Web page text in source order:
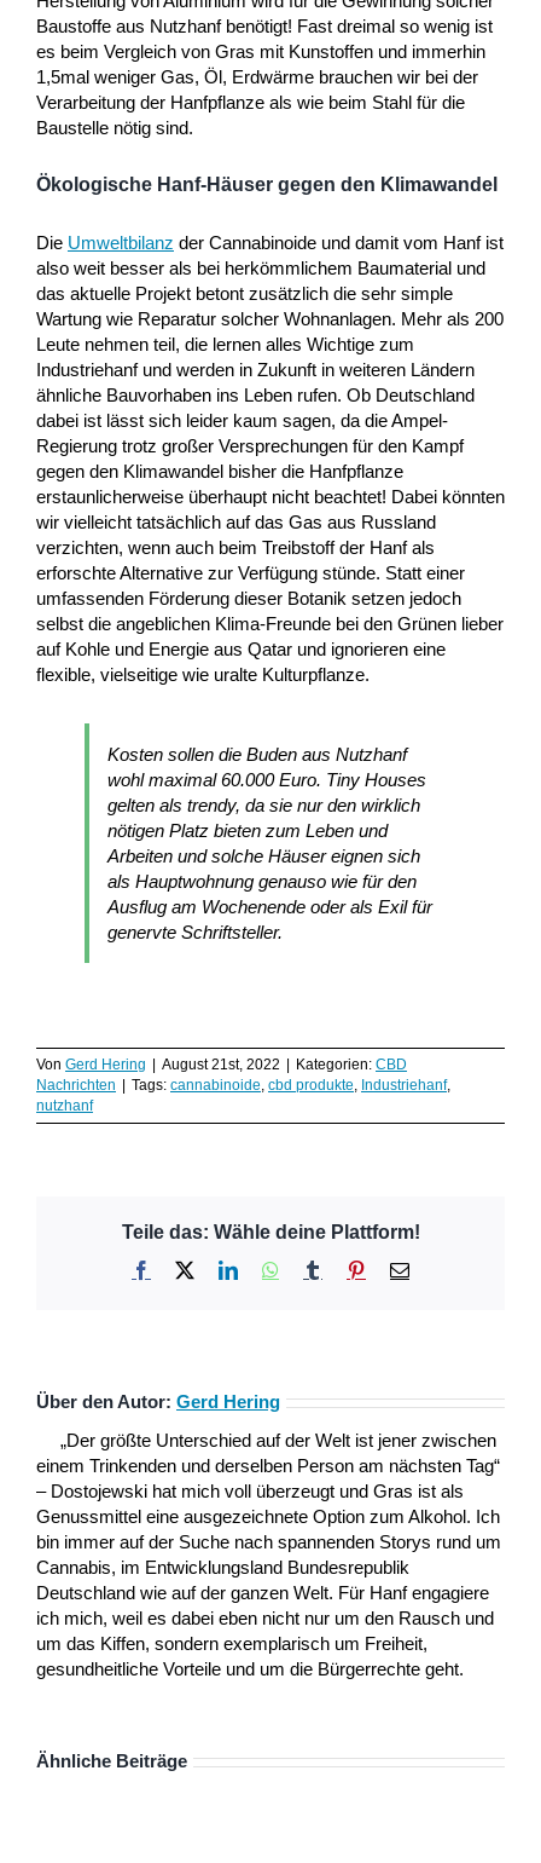
Baustoffe aus Nutzhanf benötigt! Fast dreimal so wenig ist
es beim Vergleich von Gras mit Kunstoffen und immerhin
1,5mal weniger Gas, Öl, Erdwärme brauchen wir bei der
Verarbeitung der Hanfpflanze als wie beim Stahl für die
Baustelle nötig sind.
Ökologische Hanf-Häuser gegen den Klimawandel
Die Umweltbilanz der Cannabinoide und damit vom Hanf ist
also weit besser als bei herkömmlichem Baumaterial und
das aktuelle Projekt betont zusätzlich die sehr simple
Wartung wie Reparatur solcher Wohnanlagen. Mehr als 200
Leute nehmen teil, die lernen alles Wichtige zum
Industriehanf und werden in Zukunft in weiteren Ländern
ähnliche Bauvorhaben ins Leben rufen. Ob Deutschland
dabei ist lässt sich leider kaum sagen, da die Ampel-
Regierung trotz großer Versprechungen für den Kampf
gegen den Klimawandel bisher die Hanfpflanze
erstaunlicherweise überhaupt nicht beachtet! Dabei könnten
wir vielleicht tatsächlich auf das Gas aus Russland
verzichten, wenn auch beim Treibstoff der Hanf als
erforschte Alternative zur Verfügung stünde. Statt einer
umfassenden Förderung dieser Botanik setzen jedoch
selbst die angeblichen Klima-Freunde bei den Grünen lieber
auf Kohle und Energie aus Qatar und ignorieren eine
flexible, vielseitige wie uralte Kulturpflanze.
Kosten sollen die Buden aus Nutzhanf
wohl maximal 60.000 Euro. Tiny Houses
gelten als trendy, da sie nur den wirklich
nötigen Platz bieten zum Leben und
Arbeiten und solche Häuser eignen sich
als Hauptwohnung genauso wie für den
Ausflug am Wochenende oder als Exil für
genervte Schriftsteller.
Von Gerd Hering | August 21st, 2022 | Kategorien: CBD
Nachrichten | Tags: cannabinoide, cbd produkte, Industriehanf,
nutzhanf
Teile das: Wähle deine Plattform!
Facebook LinkedInWhatsApp
Tumblr Pinterest
E-
Über den Autor: Gerd Hering
„Der größte Unterschied auf der Welt ist jener zwischen
einem Trinkenden und derselben Person am nächsten Tag“
– Dostojewski hat mich voll überzeugt und Gras ist als
Genussmittel eine ausgezeichnete Option zum Alkohol. Ich
bin immer auf der Suche nach spannenden Storys rund um
Cannabis, im Entwicklungsland Bundesrepublik
Deutschland wie auf der ganzen Welt. Für Hanf engagiere
ich mich, weil es dabei eben nicht nur um den Rausch und
um das Kiffen, sondern exemplarisch um Freiheit,
gesundheitliche Vorteile und um die Bürgerrechte geht.
Ähnliche Beiträge